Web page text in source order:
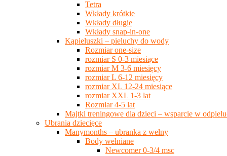
Tetra
Wkłady krótkie
Wkłady długie
Wkłady snap-in-one
Kąpieluszki – pieluchy do wody
Rozmiar one-size
rozmiar S 0-3 miesiące
rozmiar M 3-6 miesięcy
rozmiar L 6-12 miesięcy
rozmiar XL 12-24 miesiące
rozmiar XXL 1-3 lat
Rozmiar 4-5 lat
Majtki treningowe dla dzieci – wsparcie w
Ubrania dziecięce
Manymonths – ubranka z wełny
Body wełniane
Newcomer 0-3/4 msc